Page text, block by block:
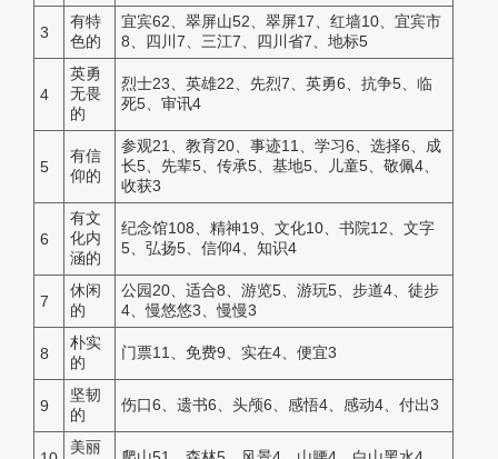
3
有特
色的
宜宾62、翠屏山52、翠屏17、红墙10、宜宾市
8、四川7、三江7、四川省7、地标5
4
英勇
无畏
的
烈士23、英雄22、先烈7、英勇6、抗争5、临
死5、审讯4
5
有信
仰的
参观21、教育20、事迹11、学习6、选择6、成
长5、先辈5、传承5、基地5、儿童5、敬佩4、
收获3
6
有文
化内
涵的
纪念馆108、精神19、文化10、书院12、文字
5、弘扬5、信仰4、知识4
7
休闲
的
公园20、适合8、游览5、游玩5、步道4、徒步
4、慢悠悠3、慢慢3
8
朴实
的
门票11、免费9、实在4、便宜3
9
坚韧
的
伤口6、遗书6、头颅6、感悟4、感动4、付出3
美丽